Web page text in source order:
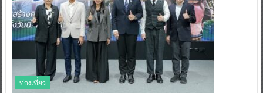
ท่องเที่ยว